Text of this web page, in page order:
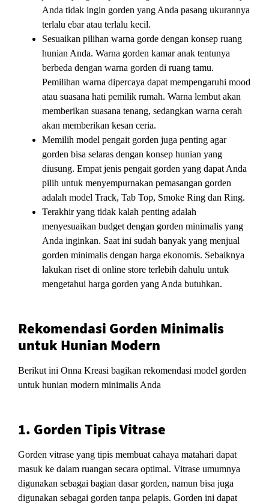
Anda tidak ingin gorden yang Anda pasang ukurannya
terlalu ebar atau terlalu kecil.
Sesuaikan pilihan warna gorde dengan konsep ruang
hunian Anda. Warna gorden kamar anak tentunya
berbeda dengan warna gorden di ruang tamu.
Pemilihan warna dipercaya dapat mempengaruhi mood
atau suasana hati pemilik rumah. Warna lembut akan
memberikan suasana tenang, sedangkan warna cerah
akan memberikan kesan ceria.
Memilih model pengait gorden juga penting agar
gorden bisa selaras dengan konsep hunian yang
diusung. Empat jenis pengait gorden yang dapat Anda
pilih untuk menyempurnakan pemasangan gorden
adalah model Track, Tab Top, Smoke Ring dan Ring.
Terakhir yang tidak kalah penting adalah
menyesuaikan budget dengan gorden minimalis yang
Anda inginkan. Saat ini sudah banyak yang menjual
gorden minimalis dengan harga ekonomis. Sebaiknya
lakukan riset di online store terlebih dahulu untuk
mengetahui harga gorden yang Anda butuhkan.
Rekomendasi Gorden Minimalis
untuk Hunian Modern
Berikut ini Onna Kreasi bagikan rekomendasi model gorden
untuk hunian modern minimalis Anda
1. Gorden Tipis Vitrase
Gorden vitrase yang tipis membuat cahaya matahari dapat
masuk ke dalam ruangan secara optimal. Vitrase umumnya
digunakan sebagai bagian dasar gorden, namun bisa juga
digunakan sebagai gorden tanpa pelapis. Gorden ini dapat